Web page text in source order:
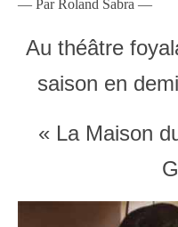
— Par Roland Sabra —
Au théâtre
saison en
« La Maison